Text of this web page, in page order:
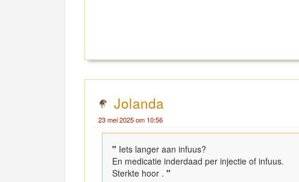
Jolanda
23 mei 2025 om 10:56
" Iets langer aan infuus?
En medicatie inderdaad per injectie of infuus.
Sterkte hoor . "